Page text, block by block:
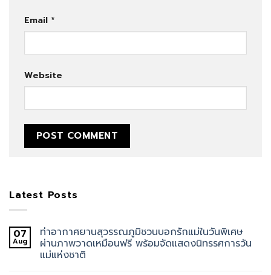
Email *
Website
Latest Posts
07
Aug
ท่าอากาศยานสุวรรณภูมิชวนบอกรักแม่ในวันพิเศษ
ผ่านภาพวาดเหมือนฟรี พร้อมจัดแสดงนิทรรศการวัน
แม่แห่งชาติ